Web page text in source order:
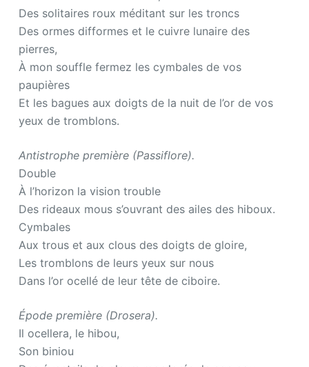
Des solitaires roux méditant sur les troncs
Des ormes difformes et le cuivre lunaire des
pierres,
À mon souffle fermez les cymbales de vos
paupières
Et les bagues aux doigts de la nuit de l’or de vos
yeux de tromblons.
Antistrophe première (Passiflore).
Double
À l’horizon la vision trouble
Des rideaux mous s’ouvrant des ailes des hiboux.
Cymbales
Aux trous et aux clous des doigts de gloire,
Les tromblons de leurs yeux sur nous
Dans l’or ocellé de leur tête de ciboire.
Épode première (Drosera).
Il ocellera, le hibou,
Son biniou